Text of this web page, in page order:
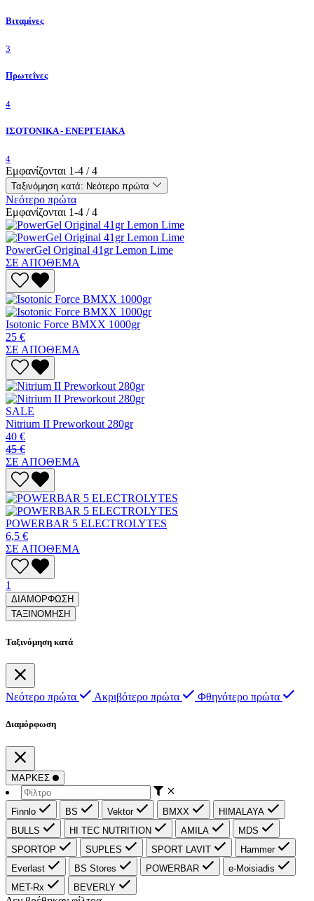
Βιταμίνες
3
Πρωτεΐνες
4
ΙΣΟΤΟΝΙΚΑ - ΕΝΕΡΓΕΙΑΚΑ
4
Εμφανίζονται 1-4 / 4
Ταξινόμηση κατά: Νεότερο πρώτα
Νεότερο πρώτα
Εμφανίζονται 1-4 / 4
PowerGel Original 41gr Lemon Lime
ΣΕ ΑΠΟΘΕΜΑ
Isotonic Force BMXX 1000gr
25 €
ΣΕ ΑΠΟΘΕΜΑ
SALE
Nitrium II Preworkout 280gr
40 €
45 €
ΣΕ ΑΠΟΘΕΜΑ
POWERBAR 5 ELECTROLYTES
6,5 €
ΣΕ ΑΠΟΘΕΜΑ
1
ΔΙΑΜΟΡΦΩΣΗ
ΤΑΞΙΝΟΜΗΣΗ
Ταξινόμηση κατά
Νεότερο πρώτα Ακριβότερο πρώτα Φθηνότερο πρώτα
Διαμόρφωση
ΜΑΡΚΕΣ
Finnlo BS Vektor BMXX
HIMALAYA
BULLS
HI TEC NUTRITION AMILA
MDS
SPORTOP
SUPLES SPORT LAVIT
Hammer
Everlast
BS Stores POWERBAR
e-Moisiadis
MET-Rx
BEVERLY